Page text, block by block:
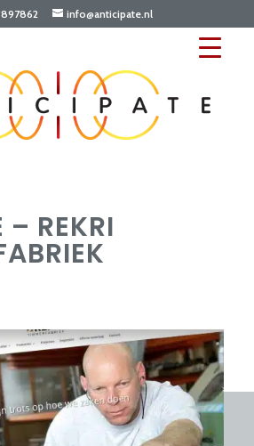
info@anticipate.nl
– REKRI